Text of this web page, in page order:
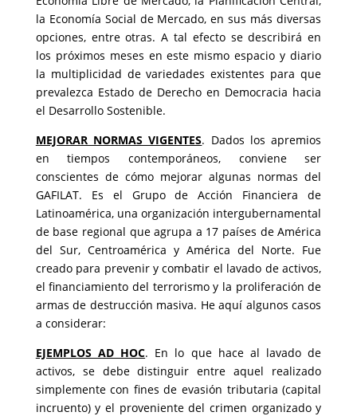
la Economía Social de Mercado, en sus más diversas
opciones, entre otras. A tal efecto se describirá en
los próximos meses en este mismo espacio y diario
la multiplicidad de variedades existentes para que
prevalezca Estado de Derecho en Democracia hacia
el Desarrollo Sostenible.
MEJORAR NORMAS VIGENTES. Dados los apremios
en tiempos contemporáneos, conviene ser
conscientes de cómo mejorar algunas normas del
GAFILAT. Es el Grupo de Acción Financiera de
Latinoamérica, una organización intergubernamental
de base regional que agrupa a 17 países de América
del Sur, Centroamérica y América del Norte. Fue
creado para prevenir y combatir el lavado de activos,
el financiamiento del terrorismo y la proliferación de
armas de destrucción masiva. He aquí algunos casos
a considerar:
EJEMPLOS AD HOC. En lo que hace al lavado de
activos, se debe distinguir entre aquel realizado
simplemente con fines de evasión tributaria (capital
incruento) y el proveniente del crimen organizado y